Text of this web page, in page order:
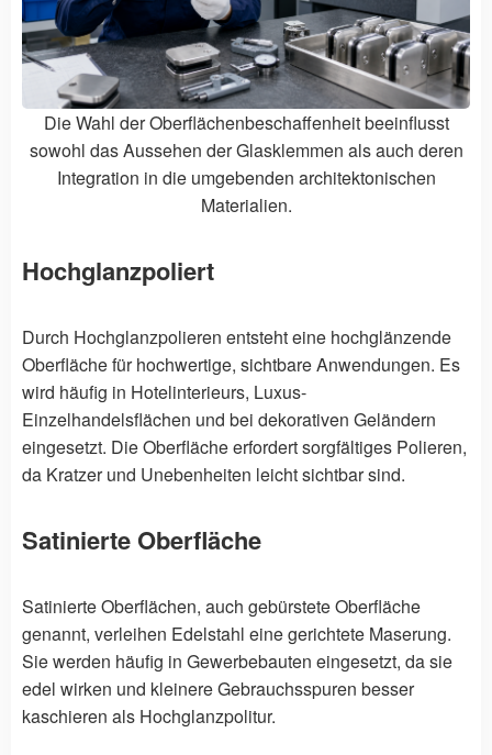
Die Wahl der Oberflächenbeschaffenheit beeinflusst
sowohl das Aussehen der Glasklemmen als auch deren
Integration in die umgebenden architektonischen
Materialien.
Hochglanzpoliert
Durch Hochglanzpolieren entsteht eine hochglänzende
Oberfläche für hochwertige, sichtbare Anwendungen. Es
wird häufig in Hotelinterieurs, Luxus-
Einzelhandelsflächen und bei dekorativen Geländern
eingesetzt. Die Oberfläche erfordert sorgfältiges Polieren,
da Kratzer und Unebenheiten leicht sichtbar sind.
Satinierte Oberfläche
Satinierte Oberflächen, auch gebürstete Oberfläche
genannt, verleihen Edelstahl eine gerichtete Maserung.
Sie werden häufig in Gewerbebauten eingesetzt, da sie
edel wirken und kleinere Gebrauchsspuren besser
kaschieren als Hochglanzpolitur.